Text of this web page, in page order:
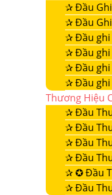
✰Đầu
✰Đầu
✰Đầu ghi
✰Đầu ghi
✰Đầu ghi
✰Đầu ghi
Thương Hiệu
✰Đầu
✰Đầu
✰Đầu
✰Đầu
✰✪ Đầu
✰Đầu